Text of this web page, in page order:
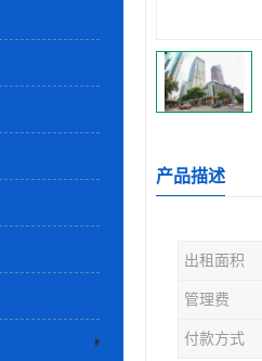
产品描述
出租面积
管理费
付款方式